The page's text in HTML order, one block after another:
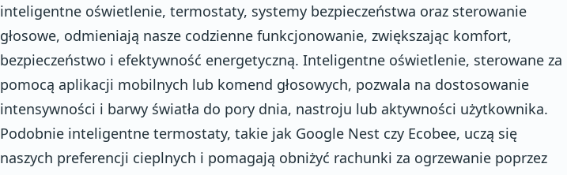
inteligentne oświetlenie, termostaty, systemy bezpieczeństwa oraz sterowanie
głosowe, odmieniają nasze codzienne funkcjonowanie, zwiększając komfort,
bezpieczeństwo i efektywność energetyczną. Inteligentne oświetlenie, sterowane za
pomocą aplikacji mobilnych lub komend głosowych, pozwala na dostosowanie
intensywności i barwy światła do pory dnia, nastroju lub aktywności użytkownika.
Podobnie inteligentne termostaty, takie jak Google Nest czy Ecobee, uczą się
naszych preferencji cieplnych i pomagają obniżyć rachunki za ogrzewanie poprzez